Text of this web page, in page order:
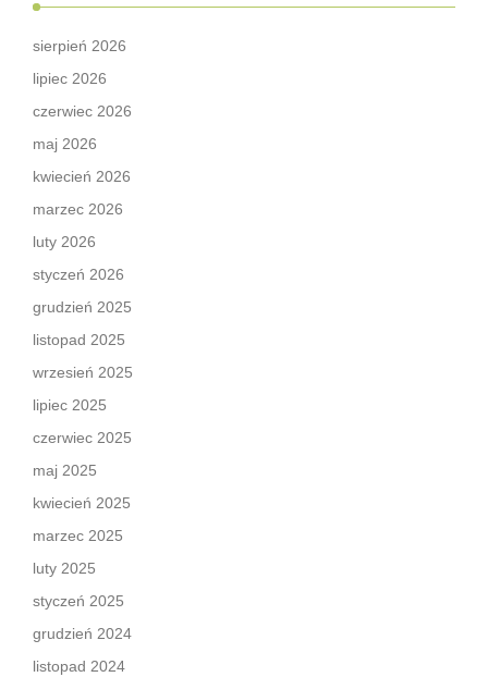
sierpień 2026
lipiec 2026
czerwiec 2026
maj 2026
kwiecień 2026
marzec 2026
luty 2026
styczeń 2026
grudzień 2025
listopad 2025
wrzesień 2025
lipiec 2025
czerwiec 2025
maj 2025
kwiecień 2025
marzec 2025
luty 2025
styczeń 2025
grudzień 2024
listopad 2024